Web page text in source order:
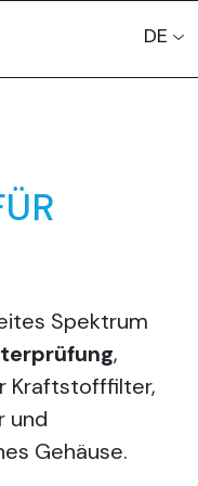
DE
Spektrum
,
Kraftstofffilter,
und
Gehäuse.